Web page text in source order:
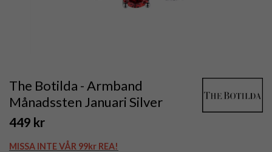
The Botilda - Armband
Månadssten Januari Silver
449 kr
MISSA INTE VÅR 99kr REA!